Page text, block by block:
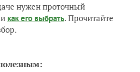
нужен проточный
как его выбрать. Прочитайте